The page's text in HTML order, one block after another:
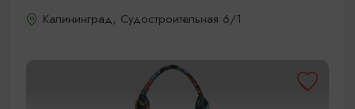
Калининград, Судостроительная 6/1